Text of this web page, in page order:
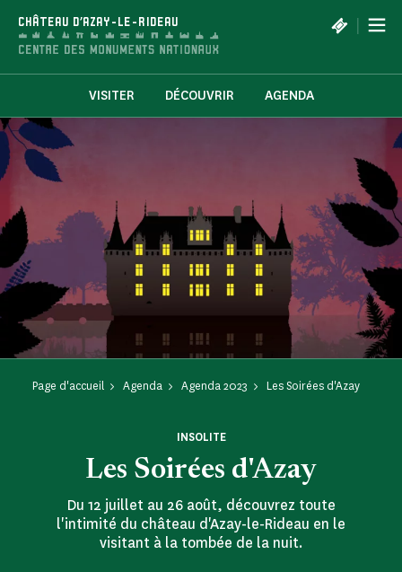
CHÂTEAU D'AZAY-LE-RIDEAU |
VISITER DÉCOUVRIR AGENDA
Page d'accueil Agenda Agenda 2023 Les Soirées d'Azay
Les Soirées d'Azay
INSOLITE
Du 12 juillet au 26 août, découvrez toute
l'intimité du château d'Azay-le-Rideau en le
visitant à la tombée de la nuit.